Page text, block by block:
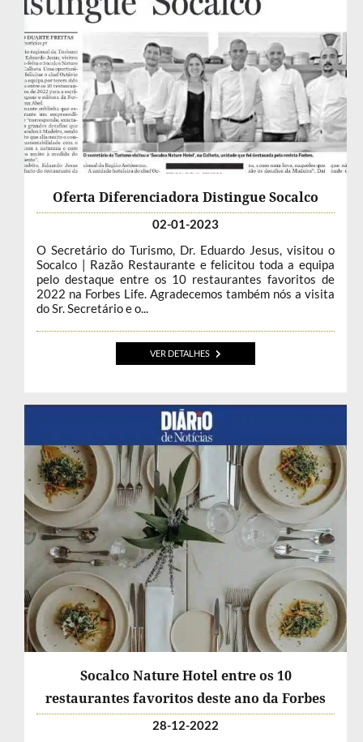
Oferta Diferenciadora Distingue Socalco
02-01-2023
O Secretário do Turismo, Dr. Eduardo Jesus, visitou o
Socalco | Razão Restaurante e felicitou toda a equipa
pelo destaque entre os 10 restaurantes favoritos de
2022 na Forbes Life. Agradecemos também nós a visita
do Sr. Secretário e o...
VER DETALHES
Socalco Nature Hotel entre os 10
restaurantes favoritos deste ano da Forbes
28-12-2022